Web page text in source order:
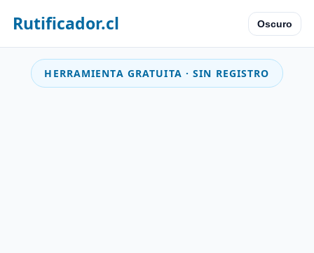
Rutificador.cl Oscuro
HERRAMIENTA GRATUITA · SIN REGISTRO